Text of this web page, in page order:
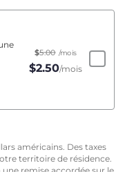
$5.00 /mois
$2.50/mois
américains. Des taxes
territoire de résidence.